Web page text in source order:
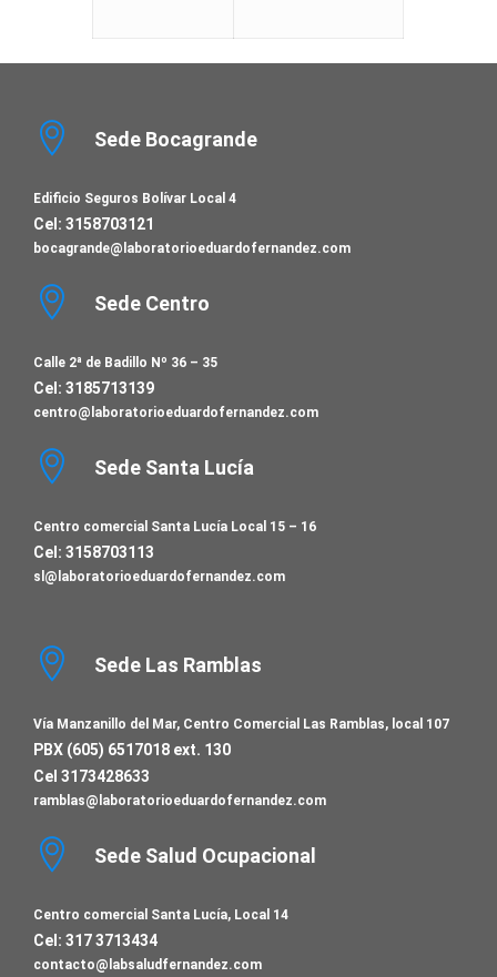
Sede Bocagrande
Edificio Seguros Bolívar Local 4
Cel: 3158703121
bocagrande@laboratorioeduardofernandez.com
Sede Centro
Calle 2ª de Badillo Nº 36 – 35
Cel: 3185713139
centro@laboratorioeduardofernandez.com
Sede Santa Lucía
Centro comercial Santa Lucía Local 15 – 16
Cel: 3158703113
sl@laboratorioeduardofernandez.com
Sede Las Ramblas
Vía Manzanillo del Mar, Centro Comercial Las Ramblas, local 107
PBX (605) 6517018 ext. 130
Cel 3173428633
ramblas@laboratorioeduardofernandez.com
Sede Salud Ocupacional
Centro comercial Santa Lucía, Local 14
Cel: 317 3713434
contacto@labsaludfernandez.com